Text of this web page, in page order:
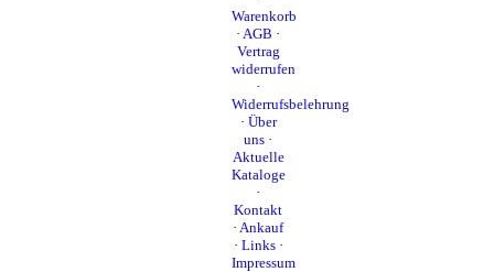
Warenkorb
· AGB ·
Vertrag
widerrufen
·
Widerrufsbelehrung
· Über
uns ·
Aktuelle
Kataloge
·
Kontakt
· Ankauf
· Links·
Impressum